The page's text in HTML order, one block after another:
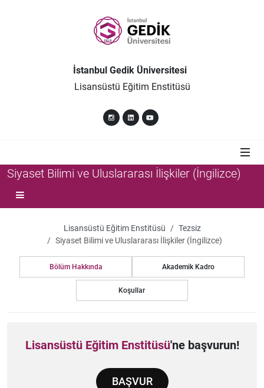
İstanbul Gedik Üniversitesi
Lisansüstü Eğitim Enstitüsü
Siyaset Bilimi ve Uluslararası İlişkiler (İngilizce)
Lisansüstü Eğitim Enstitüsü
Tezsiz
Siyaset Bilimi ve Uluslararası İlişkiler (İngilizce)
Bölüm Hakkında Akademik Kadro
Koşullar
Lisansüstü Eğitim Enstitüsü'ne başvurun!
BAŞVUR